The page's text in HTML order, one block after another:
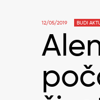
12/05/2019 BUDI